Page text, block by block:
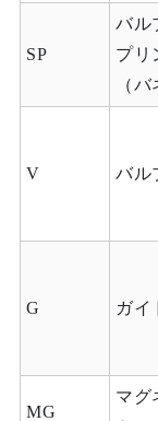
SP
バル
プリ
（バ
V バル
G ガイ
MG
マグ